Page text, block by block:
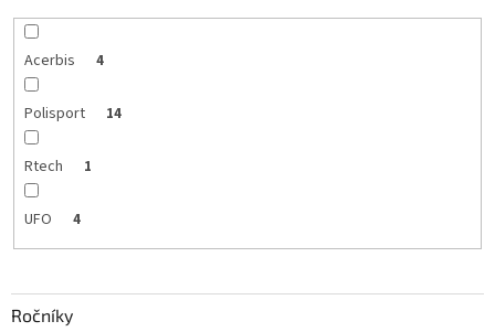
Acerbis 4
Polisport 14
Rtech 1
UFO 4
Ročníky